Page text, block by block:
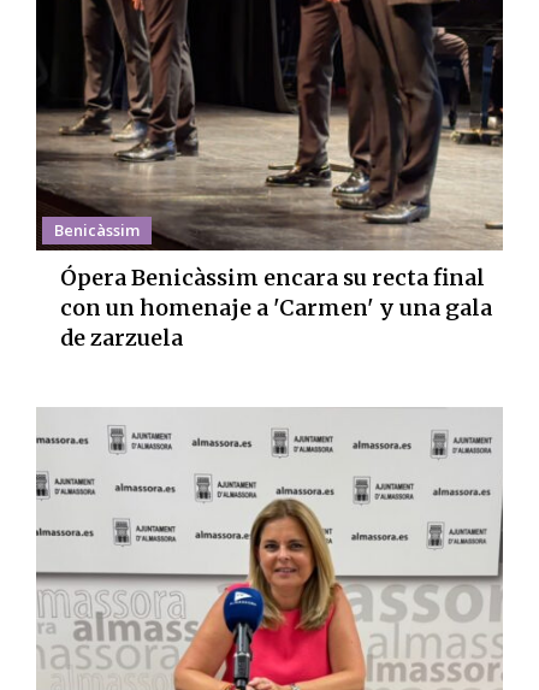
Benicàssim
Ópera Benicàssim encara su recta final
con un homenaje a 'Carmen' y una gala
de zarzuela